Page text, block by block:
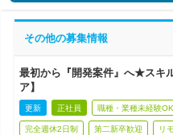
その他の募集情報
最初から『開発案件』へ★スキ
ア】
更新 正社員 職種・業種未経験OK
完全週休2日制 第二新卒歓迎 リ